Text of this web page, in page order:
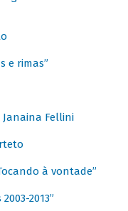
e rimas”
Janaina Fellini
à vontade”
2013”